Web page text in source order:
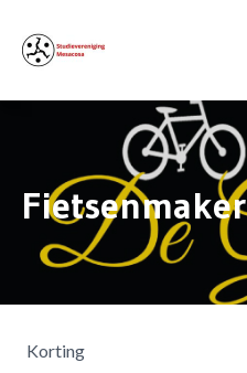
Korting